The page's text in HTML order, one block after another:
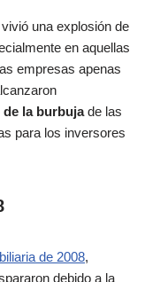
una explosión de
en aquellas
empresas apenas
la burbujade las
para los inversores
de 2008,
debido a la